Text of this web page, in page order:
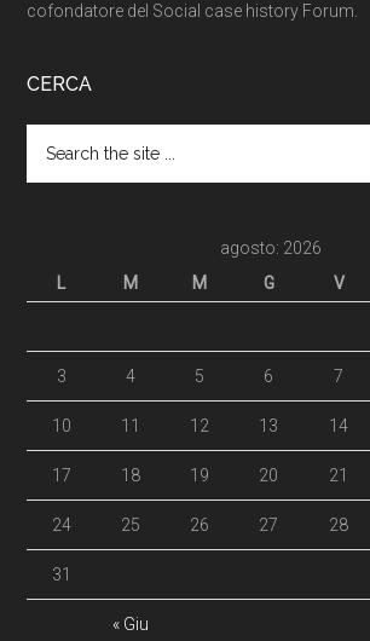
cofondatore del Social case history Forum.
CERCA
agosto: 2026
L
M M G V
« Giu
3 4 5 6 7
10 11 12 13 14
17 18 19 20 21
24 25 26 27 28
31